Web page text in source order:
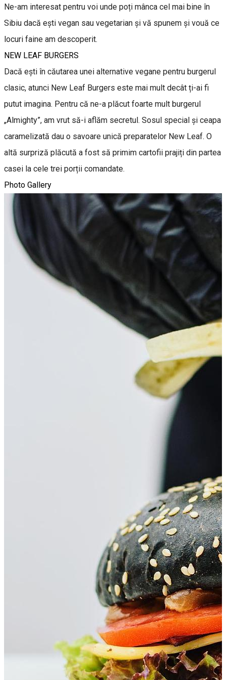
Ne-am interesat pentru voi unde poți mânca cel mai bine în
Sibiu dacă ești vegan sau vegetarian și vă spunem și vouă ce
locuri faine am descoperit.
NEW LEAF BURGERS
Dacă ești în căutarea unei alternative vegane pentru burgerul
clasic, atunci New Leaf Burgers este mai mult decât ți-ai fi
putut imagina. Pentru că ne-a plăcut foarte mult burgerul
„Almighty”, am vrut să-i aflăm secretul. Sosul special și ceapa
caramelizată dau o savoare unică preparatelor New Leaf. O
altă surpriză plăcută a fost să primim cartofii prajiți din partea
casei la cele trei porții comandate.
Photo Gallery